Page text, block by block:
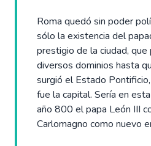
Roma quedó sin poder
sólo la existencia del
prestigio de la ciudad, que
diversos dominios hasta
surgió el Estado
fue la capital. Sería en
año 800 el papa León III
Carlomagno como nuevo